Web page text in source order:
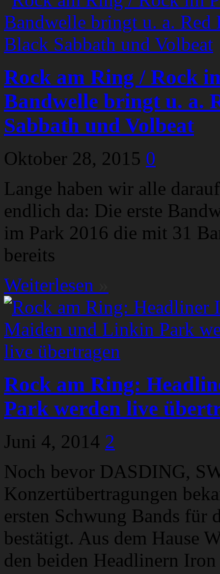
Rock am Ring / Rock
Bandwelle bringt u. a.
Sabbath und Volbeat
Oktober 28, 2015 0
Lange haben wir alle
endlich da: Die erste
im Park 2016 die mit 31
bereits
Weiterlesen
Rock am Ring:
Park werden live
Juni 4, 2014 2
Noch bevor DASDING,
Konzertübertragungen
ersten Schwung Bands für
bestätigt. Aus dem Hause
den beiden Headlinern Iron